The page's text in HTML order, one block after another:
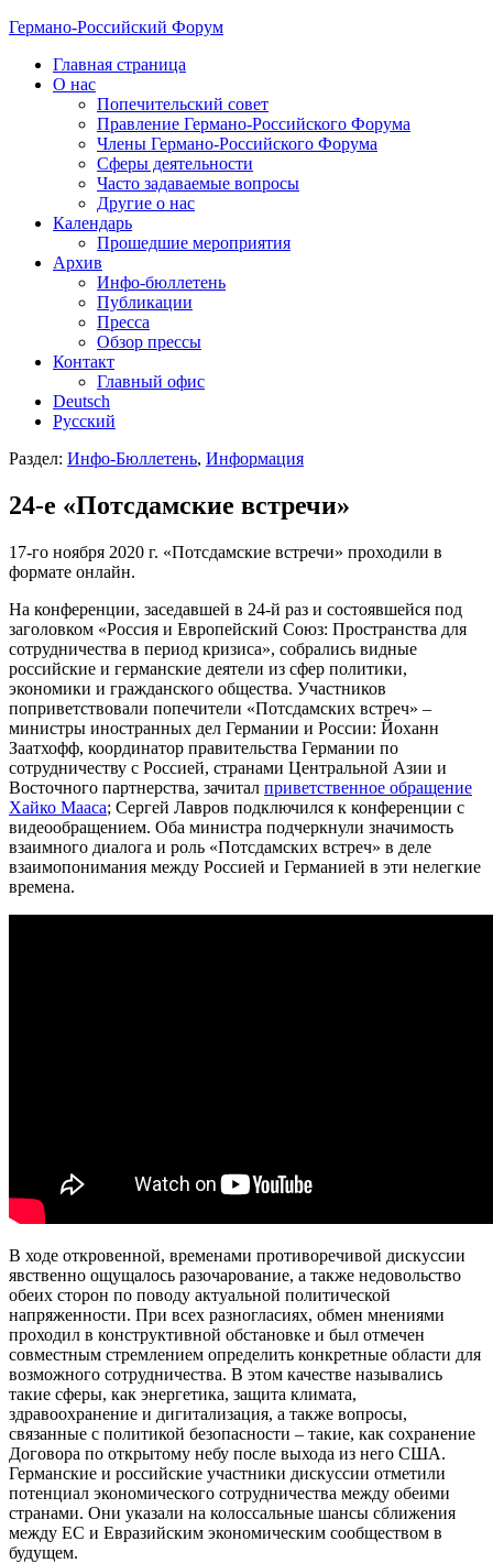
Германо-Российский Форум
Главная страница
О нас
Попечительский совет
Правление Германо-Российского Форума
Члены Германо-Российского Форума
Сферы деятельности
Часто задаваемые вопросы
Другие о нас
Календарь
Прошедшие мероприятия
Архив
Инфо-бюллетень
Публикации
Пресса
Обзор прессы
Контакт
Главный офис
Deutsch
Русский
Раздел: Инфо-Бюллетень, Информация
24-е «Потсдамские встречи»
17-го ноября 2020 г. «Потсдамские встречи» проходили в
формате онлайн.
На конференции, заседавшей в 24-й раз и состоявшейся под
заголовком «Россия и Европейский Союз: Пространства для
сотрудничества в период кризиса», собрались видные
российские и германские деятели из сфер политики,
экономики и гражданского общества. Участников
поприветствовали попечители «Потсдамских встреч» –
министры иностранных дел Германии и России: Йоханн
Заатхофф, координатор правительства Германии по
сотрудничеству с Россией, странами Центральной Азии и
Восточного партнерства, зачитал приветственное обращение
Хайко Мааса; Сергей Лавров подключился к конференции с
видеообращением. Оба министра подчеркнули значимость
взаимного диалога и роль «Потсдамских встреч» в деле
взаимопонимания между Россией и Германией в эти нелегкие
времена.
В ходе откровенной, временами противоречивой дискуссии
явственно ощущалось разочарование, а также недовольство
обеих сторон по поводу актуальной политической
напряженности. При всех разногласиях, обмен мнениями
проходил в конструктивной обстановке и был отмечен
совместным стремлением определить конкретные области для
возможного сотрудничества. В этом качестве назывались
такие сферы, как энергетика, защита климата,
здравоохранение и дигитализация, а также вопросы,
связанные с политикой безопасности – такие, как сохранение
Договора по открытому небу после выхода из него США.
Германские и российские участники дискуссии отметили
потенциал экономического сотрудничества между обеими
странами. Они указали на колоссальные шансы сближения
между ЕС и Евразийским экономическим сообществом в
будущем.